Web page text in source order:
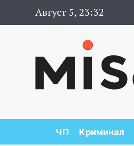
Август 5, 23:32
ЧП Криминал